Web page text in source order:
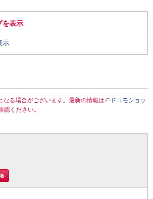
を表示
示
なる場合がございます。最新の情報は
ドコモショッ
認ください。